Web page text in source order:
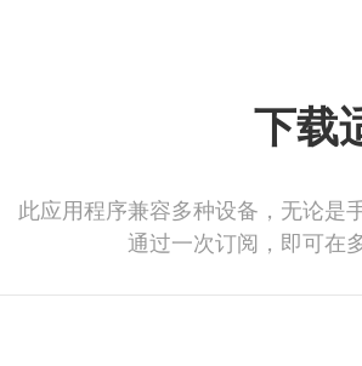
下载
此应用程序兼容多种设备，无论是
通过一次订阅，即可在